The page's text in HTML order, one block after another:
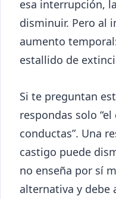
esa interrupción,
disminuir. Pero al
aumento
estallido de
Si te preguntan
respondas solo
conductas”. Una
castigo puede
no enseña por sí
alternativa y debe